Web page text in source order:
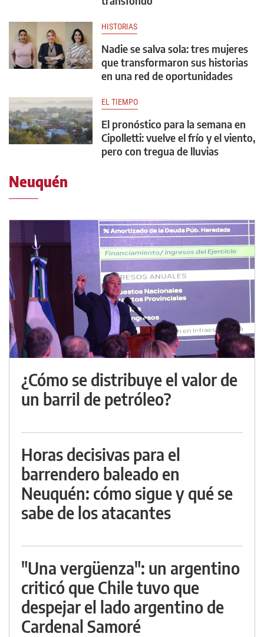
HISTORIAS
Nadie se salva sola: tres mujeres
que transformaron sus historias
en una red de oportunidades
EL TIEMPO
El pronóstico para la semana en
Cipolletti: vuelve el frío y el viento,
pero con tregua de lluvias
Neuquén
¿Cómo se distribuye el valor de
un barril de petróleo?
Horas decisivas para el
barrendero baleado en
Neuquén: cómo sigue y qué se
sabe de los atacantes
"Una vergüenza": un argentino
criticó que Chile tuvo que
despejar el lado argentino de
Cardenal Samoré